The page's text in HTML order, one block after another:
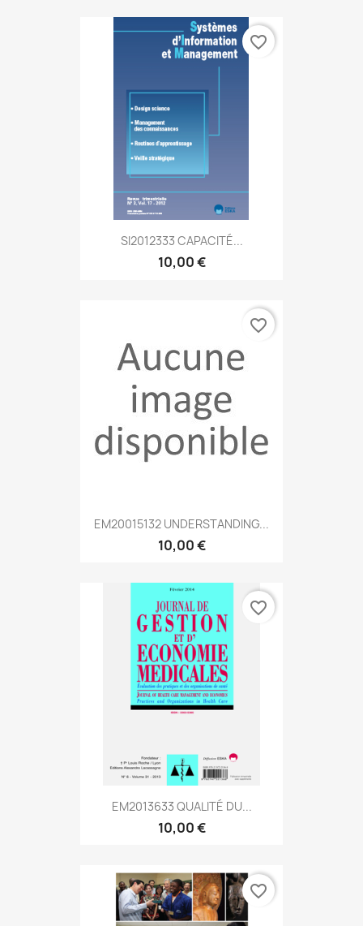
SI2012333 CAPACITÉ...
10,00 €
favorite_border
EM20015132 UNDERSTANDING...
10,00 €
favorite_border
EM2013633 QUALITÉ DU...
10,00 €
favorite_border
favorite_border